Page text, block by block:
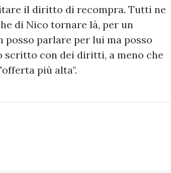
il diritto di recompra. Tutti ne
di Nico tornare là, per un
parlare per lui ma posso
scritto con dei diritti, a meno che
più alta".